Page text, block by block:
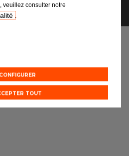
veuillez consulter notre
.
CONFIGURER
TOUT